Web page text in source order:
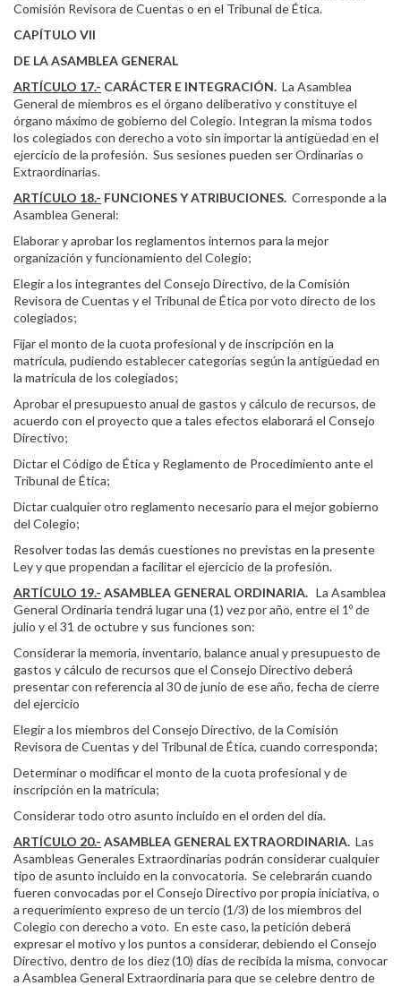
Comisión Revisora de Cuentas o en el Tribunal de Ética.
CAPÍTULO VII
DE LA ASAMBLEA GENERAL
ARTÍCULO 17.- CARÁCTER E INTEGRACIÓN. La Asamblea
General de miembros es el órgano deliberativo y constituye el
órgano máximo de gobierno del Colegio. Integran la misma todos
los colegiados con derecho a voto sin importar la antigüedad en el
ejercicio de la profesión. Sus sesiones pueden ser Ordinarias o
Extraordinarias.
ARTÍCULO 18.- FUNCIONES Y ATRIBUCIONES. Corresponde a la
Asamblea General:
Elaborar y aprobar los reglamentos internos para la mejor
organización y funcionamiento del Colegio;
Elegir a los integrantes del Consejo Directivo, de la Comisión
Revisora de Cuentas y el Tribunal de Ética por voto directo de los
colegiados;
Fijar el monto de la cuota profesional y de inscripción en la
matrícula, pudiendo establecer categorías según la antigüedad en
la matrícula de los colegiados;
Aprobar el presupuesto anual de gastos y cálculo de recursos, de
acuerdo con el proyecto que a tales efectos elaborará el Consejo
Directivo;
Dictar el Código de Ética y Reglamento de Procedimiento ante el
Tribunal de Ética;
Dictar cualquier otro reglamento necesario para el mejor gobierno
del Colegio;
Resolver todas las demás cuestiones no previstas en la presente
Ley y que propendan a facilitar el ejercicio de la profesión.
ARTÍCULO 19.- ASAMBLEA GENERAL ORDINARIA. La Asamblea
General Ordinaria tendrá lugar una (1) vez por año, entre el 1º de
julio y el 31 de octubre y sus funciones son:
Considerar la memoria, inventario, balance anual y presupuesto de
gastos y cálculo de recursos que el Consejo Directivo deberá
presentar con referencia al 30 de junio de ese año, fecha de cierre
del ejercicio
Elegir a los miembros del Consejo Directivo, de la Comisión
Revisora de Cuentas y del Tribunal de Ética, cuando corresponda;
Determinar o modificar el monto de la cuota profesional y de
inscripción en la matrícula;
Considerar todo otro asunto incluido en el orden del día.
ARTÍCULO 20.- ASAMBLEA GENERAL EXTRAORDINARIA. Las
Asambleas Generales Extraordinarias podrán considerar cualquier
tipo de asunto incluido en la convocatoria. Se celebrarán cuando
fueren convocadas por el Consejo Directivo por propia iniciativa, o
a requerimiento expreso de un tercio (1/3) de los miembros del
Colegio con derecho a voto. En este caso, la petición deberá
expresar el motivo y los puntos a considerar, debiendo el Consejo
Directivo, dentro de los diez (10) días de recibida la misma, convocar
a Asamblea General Extraordinaria para que se celebre dentro de